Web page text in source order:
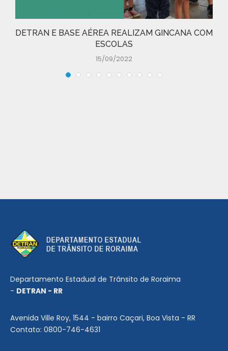
DETRAN E BASE AÉREA REALIZAM GINCANA COM
ESCOLAS
15/09/2022
Departamento Estadual de Trânsito de Roraima
- DETRAN - RR
Avenida Ville Roy, 1544 - bairro Caçari, Boa Vista - RR
Contato: 0800-746-4631